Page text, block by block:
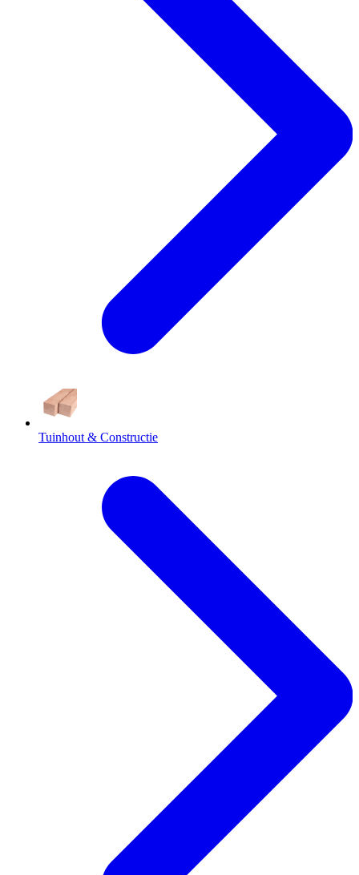
Tuinhout & Constructie